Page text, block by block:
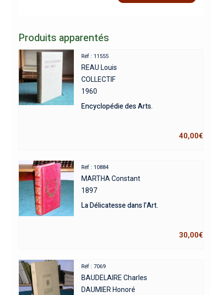
Produits apparentés
Réf : 11555
REAU Louis
COLLECTIF
1960
Encyclopédie des Arts.
40,00€
Réf : 10884
MARTHA Constant
1897
La Délicatesse dans l’Art.
30,00€
Réf : 7069
BAUDELAIRE Charles
DAUMIER Honoré